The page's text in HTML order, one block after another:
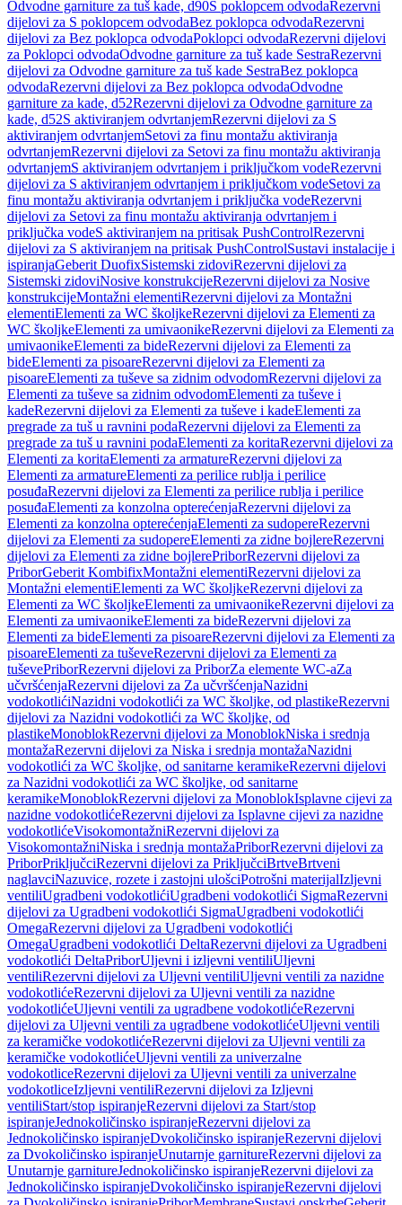
Odvodne garniture za tuš kade, d90S poklopcem odvodaRezervni
dijelovi za S poklopcem odvodaBez poklopca odvodaRezervni
dijelovi za Bez poklopca odvodaPoklopci odvodaRezervni dijelovi
za Poklopci odvodaOdvodne garniture za tuš kade SestraRezervni
dijelovi za Odvodne garniture za tuš kade SestraBez poklopca
odvodaRezervni dijelovi za Bez poklopca odvodaOdvodne
garniture za kade, d52Rezervni dijelovi za Odvodne garniture za
kade, d52S aktiviranjem odvrtanjemRezervni dijelovi za S
aktiviranjem odvrtanjemSetovi za finu montažu aktiviranja
odvrtanjemRezervni dijelovi za Setovi za finu montažu aktiviranja
odvrtanjemS aktiviranjem odvrtanjem i priključkom vodeRezervni
dijelovi za S aktiviranjem odvrtanjem i priključkom vodeSetovi za
finu montažu aktiviranja odvrtanjem i priključka vodeRezervni
dijelovi za Setovi za finu montažu aktiviranja odvrtanjem i
priključka vodeS aktiviranjem na pritisak PushControlRezervni
dijelovi za S aktiviranjem na pritisak PushControlSustavi instalacije i
ispiranjaGeberit DuofixSistemski zidoviRezervni dijelovi za
Sistemski zidoviNosive konstrukcijeRezervni dijelovi za Nosive
konstrukcijeMontažni elementiRezervni dijelovi za Montažni
elementiElementi za WC školjkeRezervni dijelovi za Elementi za
WC školjkeElementi za umivaonikeRezervni dijelovi za Elementi za
umivaonikeElementi za bideRezervni dijelovi za Elementi za
bideElementi za pisoareRezervni dijelovi za Elementi za
pisoareElementi za tuševe sa zidnim odvodomRezervni dijelovi za
Elementi za tuševe sa zidnim odvodomElementi za tuševe i
kadeRezervni dijelovi za Elementi za tuševe i kadeElementi za
pregrade za tuš u ravnini podaRezervni dijelovi za Elementi za
pregrade za tuš u ravnini podaElementi za koritaRezervni dijelovi za
Elementi za koritaElementi za armatureRezervni dijelovi za
Elementi za armatureElementi za perilice rublja i perilice
posuđaRezervni dijelovi za Elementi za perilice rublja i perilice
posuđaElementi za konzolna opterećenjaRezervni dijelovi za
Elementi za konzolna opterećenjaElementi za sudopereRezervni
dijelovi za Elementi za sudopereElementi za zidne bojlereRezervni
dijelovi za Elementi za zidne bojlerePriborRezervni dijelovi za
PriborGeberit KombifixMontažni elementiRezervni dijelovi za
Montažni elementiElementi za WC školjkeRezervni dijelovi za
Elementi za WC školjkeElementi za umivaonikeRezervni dijelovi za
Elementi za umivaonikeElementi za bideRezervni dijelovi za
Elementi za bideElementi za pisoareRezervni dijelovi za Elementi za
pisoareElementi za tuševeRezervni dijelovi za Elementi za
tuševePriborRezervni dijelovi za PriborZa elemente WC-aZa
učvršćenjaRezervni dijelovi za Za učvršćenjaNazidni
vodokotlićiNazidni vodokotlići za WC školjke, od plastikeRezervni
dijelovi za Nazidni vodokotlići za WC školjke, od
plastikeMonoblokRezervni dijelovi za MonoblokNiska i srednja
montažaRezervni dijelovi za Niska i srednja montažaNazidni
vodokotlići za WC školjke, od sanitarne keramikeRezervni dijelovi
za Nazidni vodokotlići za WC školjke, od sanitarne
keramikeMonoblokRezervni dijelovi za MonoblokIsplavne cijevi za
nazidne vodokotlićeRezervni dijelovi za Isplavne cijevi za nazidne
vodokotlićeVisokomontažniRezervni dijelovi za
VisokomontažniNiska i srednja montažaPriborRezervni dijelovi za
PriborPriključciRezervni dijelovi za PriključciBrtveBrtveni
naglavciNazuvice, rozete i zastojni ulošciPotrošni materijalIzljevni
ventiliUgradbeni vodokotlićiUgradbeni vodokotlići SigmaRezervni
dijelovi za Ugradbeni vodokotlići SigmaUgradbeni vodokotlići
OmegaRezervni dijelovi za Ugradbeni vodokotlići
OmegaUgradbeni vodokotlići DeltaRezervni dijelovi za Ugradbeni
vodokotlići DeltaPriborUljevni i izljevni ventiliUljevni
ventiliRezervni dijelovi za Uljevni ventiliUljevni ventili za nazidne
vodokotlićeRezervni dijelovi za Uljevni ventili za nazidne
vodokotlićeUljevni ventili za ugradbene vodokotlićeRezervni
dijelovi za Uljevni ventili za ugradbene vodokotlićeUljevni ventili
za keramičke vodokotlićeRezervni dijelovi za Uljevni ventili za
keramičke vodokotlićeUljevni ventili za univerzalne
vodokotliceRezervni dijelovi za Uljevni ventili za univerzalne
vodokotliceIzljevni ventiliRezervni dijelovi za Izljevni
ventiliStart/stop ispiranjeRezervni dijelovi za Start/stop
ispiranjeJednokoličinsko ispiranjeRezervni dijelovi za
Jednokoličinsko ispiranjeDvokoličinsko ispiranjeRezervni dijelovi
za Dvokoličinsko ispiranjeUnutarnje garnitureRezervni dijelovi za
Unutarnje garnitureJednokoličinsko ispiranjeRezervni dijelovi za
Jednokoličinsko ispiranjeDvokoličinsko ispiranjeRezervni dijelovi